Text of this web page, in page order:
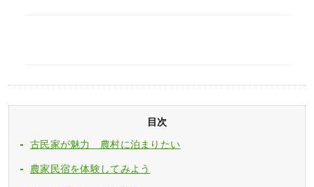
目次
古民家が魅力 農村に泊まりたい
農家民宿を体験してみよう